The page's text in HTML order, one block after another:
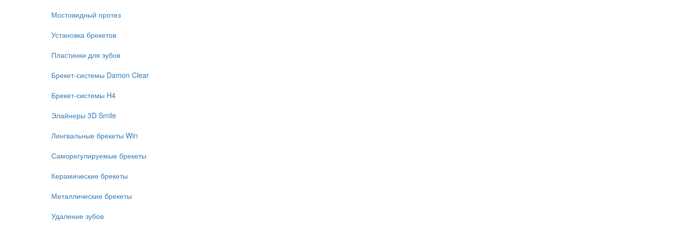
Мостовидный протез
Установка брекетов
Пластинки для зубов
Брекет-системы Damon Clear
Брекет-системы H4
Элайнеры 3D Smile
Лингвальные брекеты Win
Саморегулируемые брекеты
Керамические брекеты
Металлические брекеты
Удаление зубов